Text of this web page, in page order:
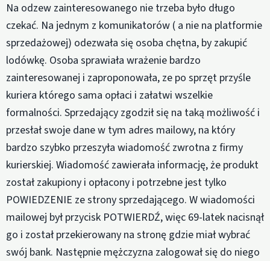
Na odzew zainteresowanego nie trzeba było długo
czekać. Na jednym z komunikatorów ( a nie na platformie
sprzedażowej) odezwała się osoba chętna, by zakupić
lodówkę. Osoba sprawiała wrażenie bardzo
zainteresowanej i zaproponowała, ze po sprzęt przyśle
kuriera którego sama opłaci i załatwi wszelkie
formalności. Sprzedający zgodził się na taką możliwość i
przesłał swoje dane w tym adres mailowy, na który
bardzo szybko przeszyła wiadomość zwrotna z firmy
kurierskiej. Wiadomość zawierała informację, że produkt
został zakupiony i opłacony i potrzebne jest tylko
POWIEDZENIE ze strony sprzedającego. W wiadomości
mailowej był przycisk POTWIERDŹ, więc 69-latek nacisnął
go i został przekierowany na stronę gdzie miał wybrać
swój bank. Następnie mężczyzna zalogował się do niego